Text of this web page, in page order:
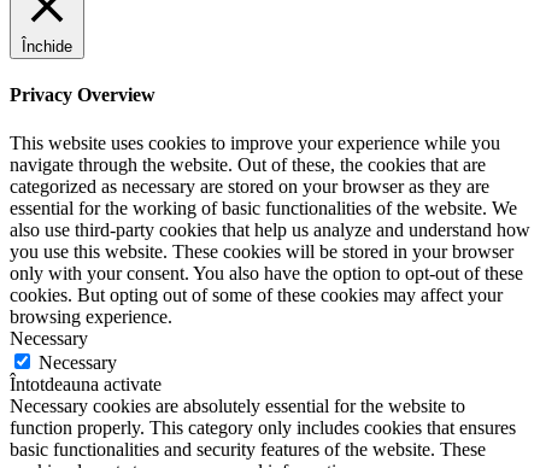
Închide
Privacy Overview
This website uses cookies to improve your experience while you
navigate through the website. Out of these, the cookies that are
categorized as necessary are stored on your browser as they are
essential for the working of basic functionalities of the website. We
also use third-party cookies that help us analyze and understand how
you use this website. These cookies will be stored in your browser
only with your consent. You also have the option to opt-out of these
cookies. But opting out of some of these cookies may affect your
browsing experience.
Necessary
Necessary
Întotdeauna activate
Necessary cookies are absolutely essential for the website to
function properly. This category only includes cookies that ensures
basic functionalities and security features of the website. These